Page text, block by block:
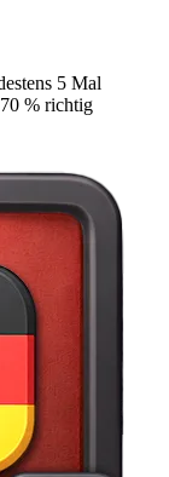
5 Mal
% richtig